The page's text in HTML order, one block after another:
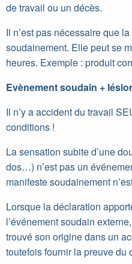
de travail ou un décès.
Il n’est pas nécessaire que
soudainement. Elle peut se
heures. Exemple : produit
Evènement soudain +
Il n’y a accident du travail
conditions !
La sensation subite d’une
dos…) n’est pas un
manifeste soudainement
Lorsque la déclaration
l’événement soudain
trouvé son origine dans un
toutefois fournir la preuve du